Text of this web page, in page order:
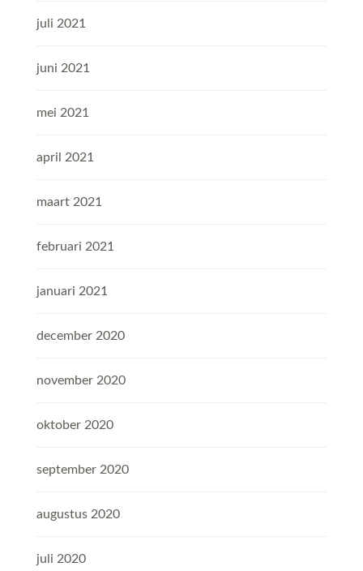
juli 2021
juni 2021
mei 2021
april 2021
maart 2021
februari 2021
januari 2021
december 2020
november 2020
oktober 2020
september 2020
augustus 2020
juli 2020